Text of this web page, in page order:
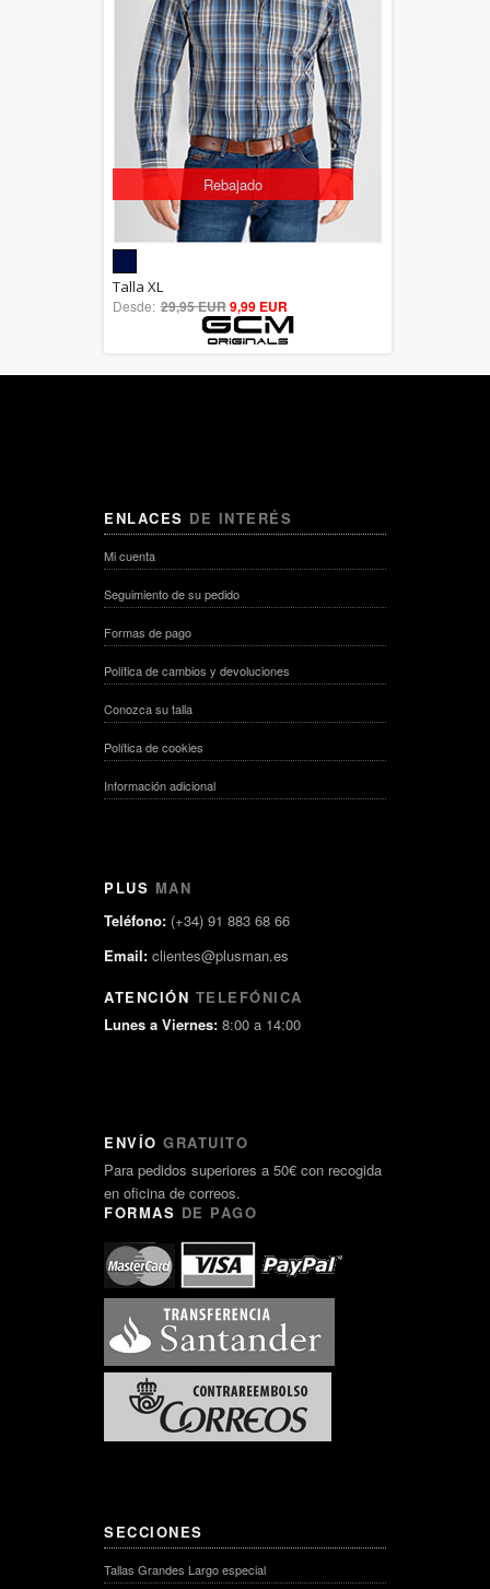
Rebajado
out of 5
Talla XL
Desde: 29,95 EUR9,99 EUR
ENLACES DE INTERÉS
Mi cuenta
Seguimiento de su pedido
Formas de pago
Política de cambios y devoluciones
Conozca su talla
Política de cookies
Información adicional
PLUS MAN
Teléfono: (+34) 91 883 68 66
Email: clientes@plusman.es
ATENCIÓN TELEFÓNICA
Lunes a Viernes: 8:00 a 14:00
ENVÍO GRATUITO
Para pedidos superiores a 50€ con recogida
en oficina de correos.
FORMAS DE PAGO
SECCIONES
Tallas Grandes Largo especial